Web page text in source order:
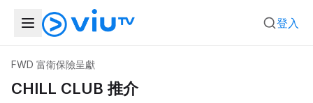
登入
FWD 富衛保險呈獻
CHILL CLUB 推介